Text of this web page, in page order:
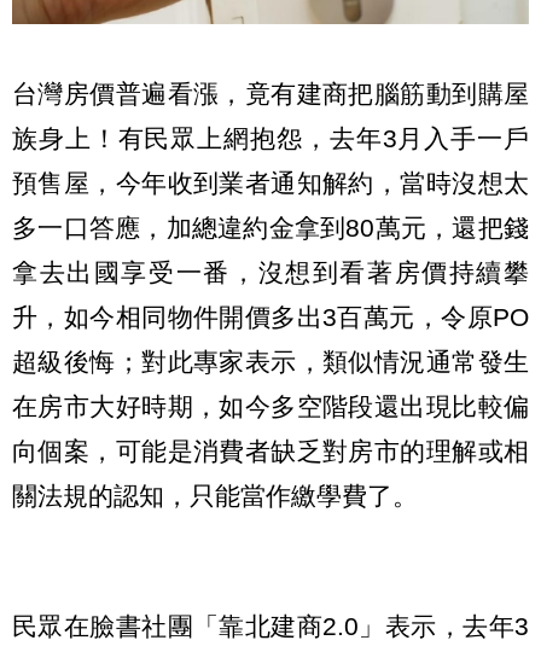
台灣房價普遍看漲，竟有建商把腦筋動到購屋
族身上！有民眾上網抱怨，去年3月入手一戶
預售屋，今年收到業者通知解約，當時沒想太
多一口答應，加總違約金拿到80萬元，還把錢
拿去出國享受一番，沒想到看著房價持續攀
升，如今相同物件開價多出3百萬元，令原PO
超級後悔；對此專家表示，類似情況通常發生
在房市大好時期，如今多空階段還出現比較偏
向個案，可能是消費者缺乏對房市的理解或相
關法規的認知，只能當作繳學費了。
民眾在臉書社團「靠北建商2.0」表示，去年3